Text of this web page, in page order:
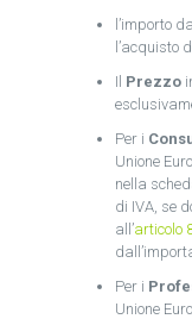
l’importo
l’acquisto
Il Prezzo
Per i
Unione
nella
di IVA, se
all’articolo
Per i
Unione